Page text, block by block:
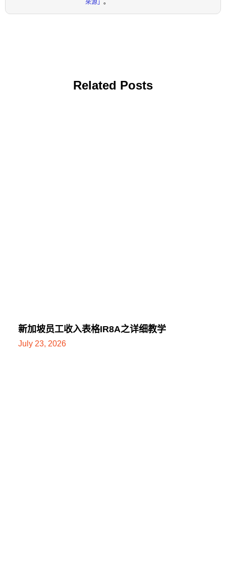
來源」 。
Related Posts
新加坡员工收入表格IR8A之详细教学
July 23, 2026